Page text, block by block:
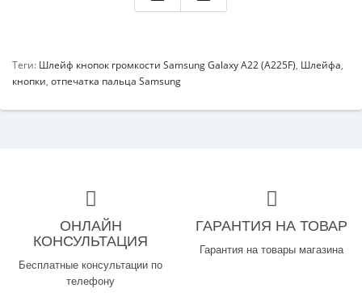
Теги: Шлейф кнопок громкости Samsung Galaxy A22 (A225F), Шлейфа,
кнопки, отпечатка пальца Samsung
ОНЛАЙН
КОНСУЛЬТАЦИЯ
Бесплатные консультации по
телефону
ГАРАНТИЯ НА ТОВАР
Гарантия на товары магазина